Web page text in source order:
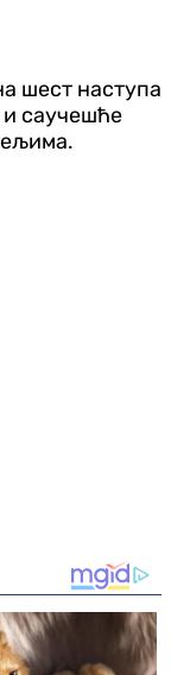
шест наступа
и саучешће